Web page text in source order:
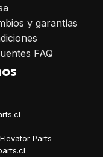
y garantías
FAQ
Parts